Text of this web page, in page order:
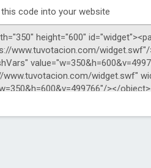
code into your website